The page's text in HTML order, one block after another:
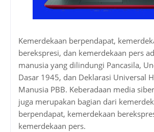
Kemerdekaan berpendapat,
berekspresi, dan kemerdekaan pers
manusia yang dilindungi Pancasila,
Dasar 1945, dan Deklarasi Universal
Manusia PBB. Keberadaan media
juga merupakan bagian dari
berpendapat, kemerdekaan
kemerdekaan pers.